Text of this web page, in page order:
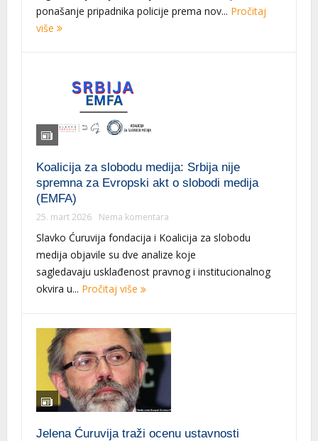
ponašanje pripadnika policije prema nov... Pročitaj
više
Koalicija za slobodu medija: Srbija nije
spremna za Evropski akt o slobodi medija
(EMFA)
25. mart 2026 Nema komentara
Slavko Ćuruvija fondacija i Koalicija za slobodu
medija objavile su dve analize koje
sagledavaju usklađenost pravnog i institucionalnog
okvira u... Pročitaj više
Jelena Ćuruvija traži ocenu ustavnosti